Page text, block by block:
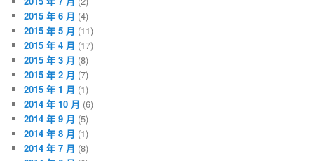
2015 年 6 月 (4)
2015 年 5 月 (11)
2015 年 4 月 (17)
2015 年 3 月 (8)
2015 年 2 月 (7)
2015 年 1 月 (1)
2014 年 10 月 (6)
2014 年 9 月 (5)
2014 年 8 月 (1)
2014 年 7 月 (8)